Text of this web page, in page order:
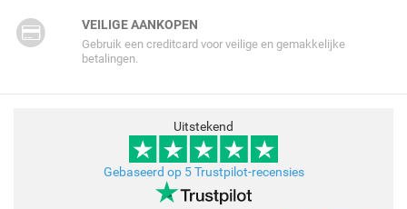
VEILIGE AANKOPEN
Gebruik een creditcard voor veilige en gemakkelijke
betalingen.
Uitstekend
Gebaseerd op 5 Trustpilot-recensies